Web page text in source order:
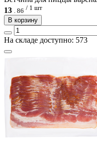
13 . 86 / 1 шт
В корзину
На складе доступно: 573